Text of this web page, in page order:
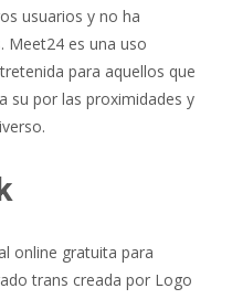
usuarios y no ha
Meet24 es una uso
para aquellos que
su por las proximidades y
online gratuita para
trans creada por Logo